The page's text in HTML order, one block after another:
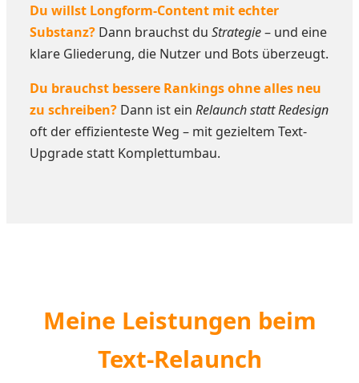
Du willst Longform-Content mit echter
Substanz? Dann brauchst duStrategie– und eine
klare Gliederung, die Nutzer und Bots überzeugt.
Du brauchst bessere Rankings ohne alles neu
zu schreiben? Dann ist einRelaunch statt Redesign
oft der effizienteste Weg – mit gezieltem Text-
Upgrade statt Komplettumbau.
Meine Leistungen beim
Text-Relaunch